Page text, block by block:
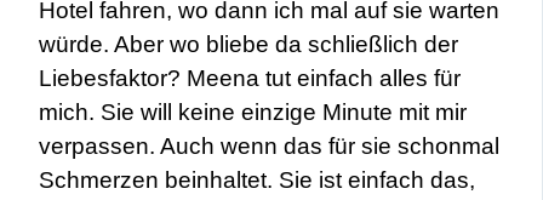
Hotel fahren, wo dann ich mal auf sie warten
würde. Aber wo bliebe da schließlich der
Liebesfaktor? Meena tut einfach alles für
mich. Sie will keine einzige Minute mit mir
verpassen. Auch wenn das für sie schonmal
Schmerzen beinhaltet. Sie ist einfach das,